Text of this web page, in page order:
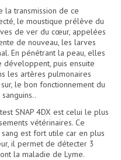
la transmission de ce
le moustique prélève du
de ver du cœur, appelées
de nouveau, les larves
En pénétrant la peau, elles
développent, puis ensuite
les artères pulmonaires
le bon fonctionnement du
SNAP 4DX est celui le plus
vétérinaires. Ce
est fort utile car en plus
il permet de détecter 3
la maladie de Lyme.